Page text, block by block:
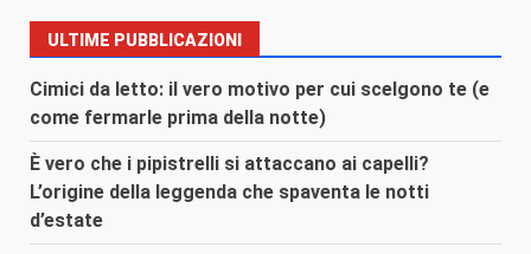
ULTIME PUBBLICAZIONI
Cimici da letto: il vero motivo per cui scelgono te (e
come fermarle prima della notte)
È vero che i pipistrelli si attaccano ai capelli?
L’origine della leggenda che spaventa le notti
d’estate